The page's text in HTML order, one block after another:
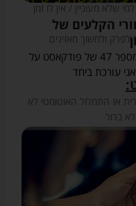
שלא מעוניין / אין לו זמן
ולמשוך מאזינים
אז התמלול האוטומטי לא
ברור
– אם משאירים את
נזק תדמיתי ולהקשות על
יכול לקחת המון זמן,
הקלעים של
לפני מספר חודשים הקלטתי את פרק מספר 47 של פודקאסט על
עורכת ביחד